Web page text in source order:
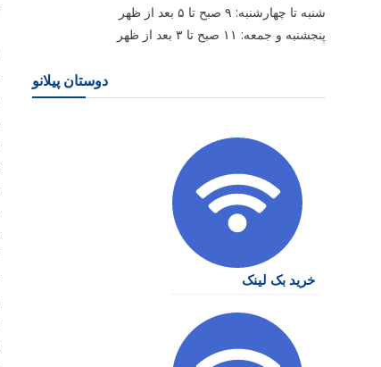
شنبه تا چهارشنبه: ۹ صبح تا ۵ بعد از ظهر
پنجشنبه و جمعه: ۱۱ صبح تا ۳ بعد از ظهر
دوستان پیلانو
خرید بک لینک